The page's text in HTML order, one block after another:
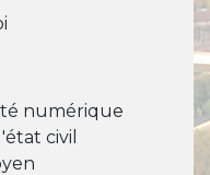
numérique
civil